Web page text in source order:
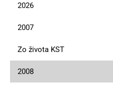
2026
2007
Zo života KST
2008